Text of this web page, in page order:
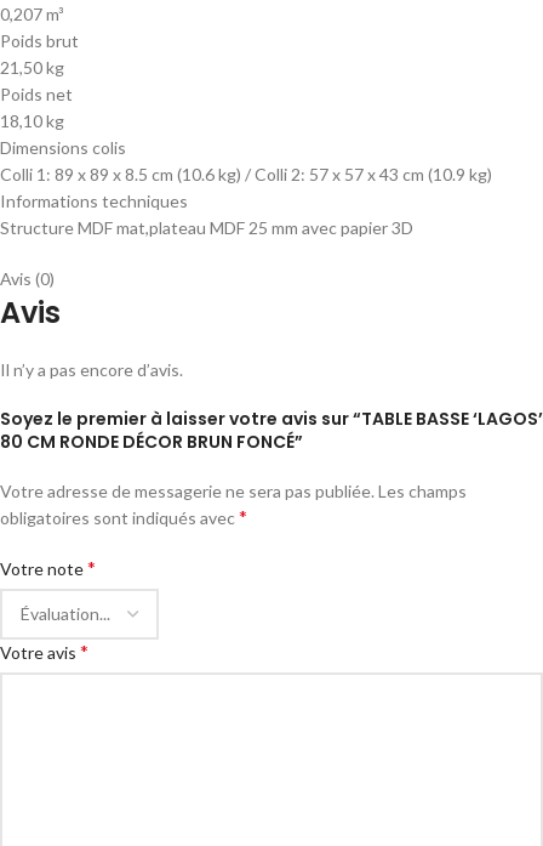
0,207 m³
Poids brut
21,50 kg
Poids net
18,10 kg
Dimensions colis
Colli 1: 89 x 89 x 8.5 cm (10.6 kg) / Colli 2: 57 x 57 x 43 cm (10.9 kg)
Informations techniques
Structure MDF mat,plateau MDF 25 mm avec papier 3D
Avis (0)
Avis
Il n’y a pas encore d’avis.
Soyez le premier à laisser votre avis sur “TABLE BASSE ‘LAGOS’
80 CM RONDE DÉCOR BRUN FONCÉ”
Votre adresse de messagerie ne sera pas publiée. Les champs
obligatoires sont indiqués avec*
Votre note*
Votre avis *